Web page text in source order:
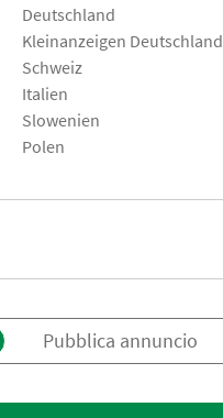
Deutschland
Kleinanzeigen Deutschland
Schweiz
Italien
Slowenien
Polen
Pubblica annuncio